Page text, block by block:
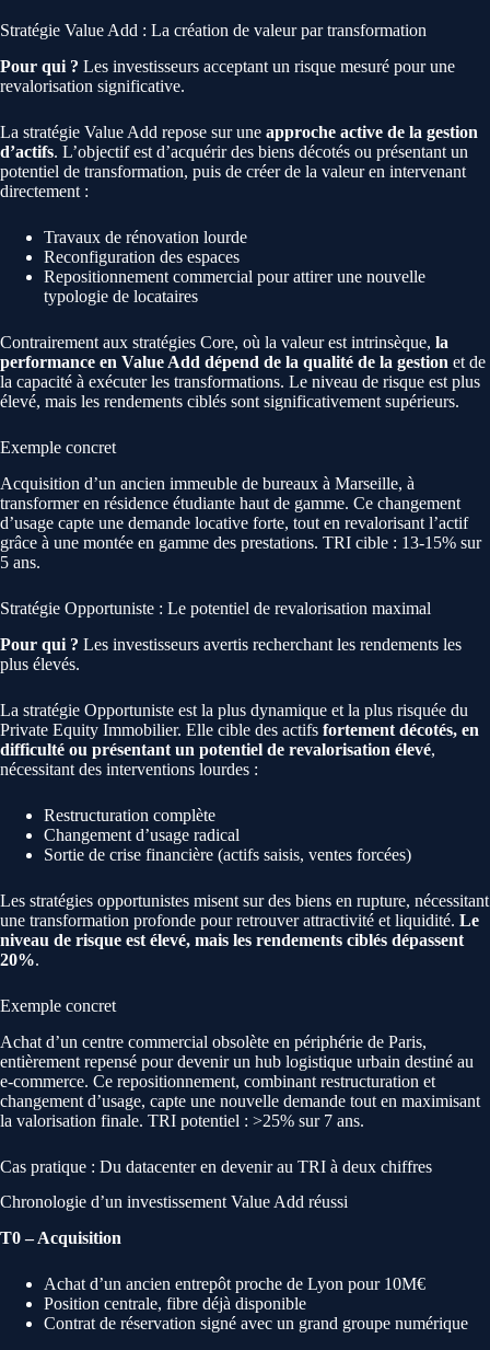
Stratégie Value Add : La création de valeur par transformation
Pour qui ? Les investisseurs acceptant un risque mesuré pour une
revalorisation significative.
La stratégie Value Add repose sur une approche active de la gestion
d’actifs. L’objectif est d’acquérir des biens décotés ou présentant un
potentiel de transformation, puis de créer de la valeur en intervenant
directement :
Travaux de rénovation lourde
Reconfiguration des espaces
Repositionnement commercial pour attirer une nouvelle
typologie de locataires
Contrairement aux stratégies Core, où la valeur est intrinsèque, la
performance en Value Add dépend de la qualité de la gestion et de
la capacité à exécuter les transformations. Le niveau de risque est plus
élevé, mais les rendements ciblés sont significativement supérieurs.
Exemple concret
Acquisition d’un ancien immeuble de bureaux à Marseille, à
transformer en résidence étudiante haut de gamme. Ce changement
d’usage capte une demande locative forte, tout en revalorisant l’actif
grâce à une montée en gamme des prestations. TRI cible : 13-15% sur
5 ans.
Stratégie Opportuniste : Le potentiel de revalorisation maximal
Pour qui ? Les investisseurs avertis recherchant les rendements les
plus élevés.
La stratégie Opportuniste est la plus dynamique et la plus risquée du
Private Equity Immobilier. Elle cible des actifs fortement décotés, en
difficulté ou présentant un potentiel de revalorisation élevé,
nécessitant des interventions lourdes :
Restructuration complète
Changement d’usage radical
Sortie de crise financière (actifs saisis, ventes forcées)
Les stratégies opportunistes misent sur des biens en rupture, nécessitant
une transformation profonde pour retrouver attractivité et liquidité. Le
niveau de risque est élevé, mais les rendements ciblés dépassent
20%.
Exemple concret
Achat d’un centre commercial obsolète en périphérie de Paris,
entièrement repensé pour devenir un hub logistique urbain destiné au
e-commerce. Ce repositionnement, combinant restructuration et
changement d’usage, capte une nouvelle demande tout en maximisant
la valorisation finale. TRI potentiel : >25% sur 7 ans.
Cas pratique : Du datacenter en devenir au TRI à deux chiffres
Chronologie d’un investissement Value Add réussi
T0 – Acquisition
Achat d’un ancien entrepôt proche de Lyon pour 10M€
Position centrale, fibre déjà disponible
Contrat de réservation signé avec un grand groupe numérique